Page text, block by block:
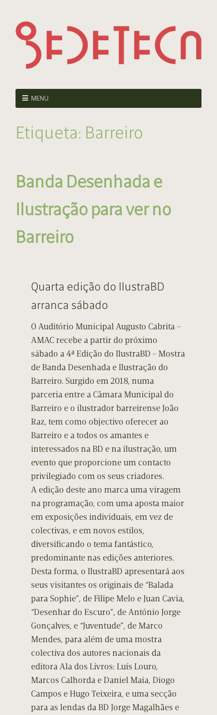
MENU
Etiqueta: Barreiro
Banda Desenhada e
Ilustração para ver no
Barreiro
Quarta edição do IlustraBD
arranca sábado
O Auditório Municipal Augusto Cabrita –
AMAC recebe a partir do próximo
sábado a 4ª Edição do IlustraBD – Mostra
de Banda Desenhada e Ilustração do
Barreiro. Surgido em 2018, numa
parceria entre a Câmara Municipal do
Barreiro e o ilustrador barreirense João
Raz, tem como objectivo oferecer ao
Barreiro e a todos os amantes e
interessados na BD e na ilustração, um
evento que proporcione um contacto
privilegiado com os seus criadores.
A edição deste ano marca uma viragem
na programação, com uma aposta maior
em exposições individuais, em vez de
colectivas, e em novos estilos,
diversificando o tema fantástico,
predominante nas edições anteriores.
Desta forma, o IlustraBD apresentará aos
seus visitantes os originais de “Balada
para Sophie”, de Filipe Melo e Juan Cavia,
“Desenhar do Escuro”, de António Jorge
Gonçalves, e “Juventude”, de Marco
Mendes, para além de uma mostra
colectiva dos autores nacionais da
editora Ala dos Livros: Luís Louro,
Marcos Calhorda e Daniel Maia, Diogo
Campos e Hugo Teixeira, e uma secção
para as lendas da BD Jorge Magalhães e